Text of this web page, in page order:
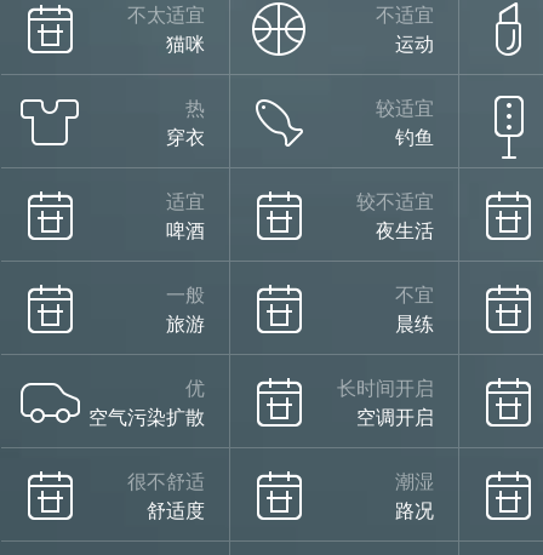
不太适宜
猫咪
不适宜
运动
热
穿衣
较适宜
钓鱼
适宜
啤酒
较不适宜
夜生活
一般
旅游
不宜
晨练
优
空气污染扩散
长时间开启
空调开启
很不舒适
舒适度
潮湿
路况